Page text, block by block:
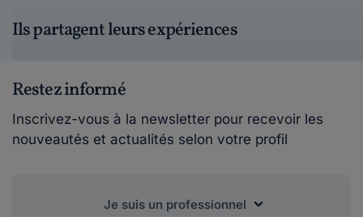
Ils partagent leurs expériences
Restez informé
Inscrivez-vous à la newsletter pour recevoir les
nouveautés et actualités selon votre profil